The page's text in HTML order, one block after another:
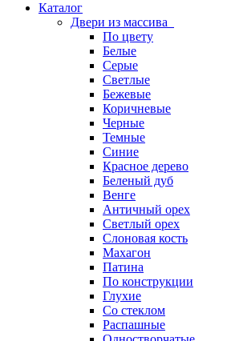
Каталог
Двери из массива
По цвету
Белые
Серые
Светлые
Бежевые
Коричневые
Черные
Темные
Синие
Красное дерево
Беленый дуб
Венге
Античный орех
Светлый орех
Слоновая кость
Махагон
Патина
По конструкции
Глухие
Со стеклом
Распашные